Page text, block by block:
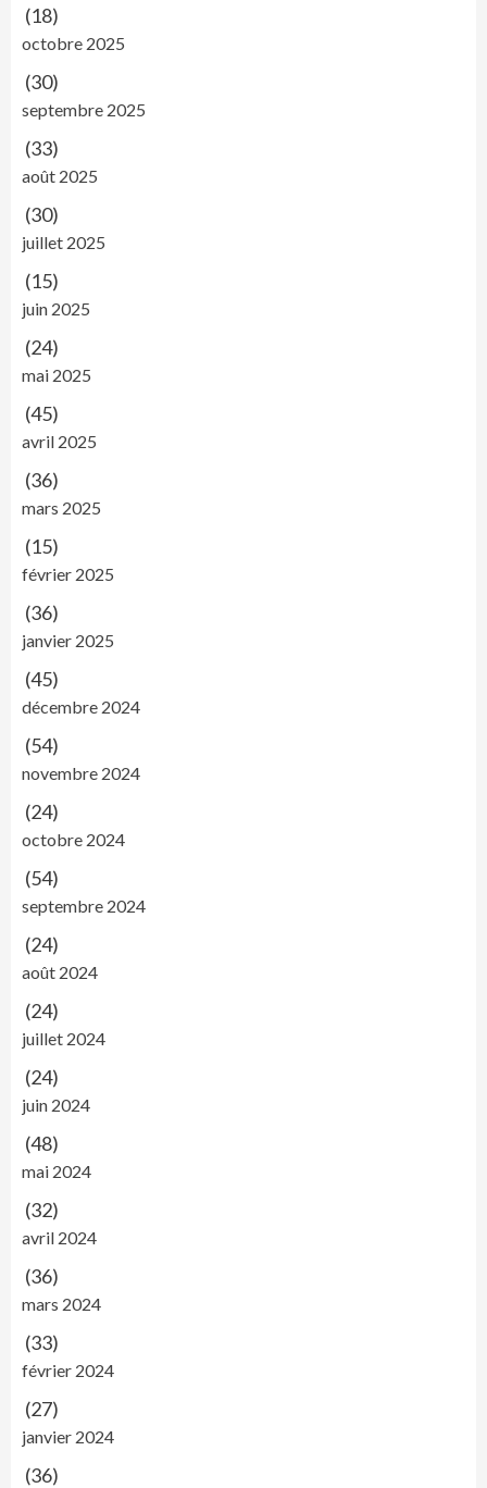
(18)
octobre 2025
(30)
septembre 2025
(33)
août 2025
(30)
juillet 2025
(15)
juin 2025
(24)
mai 2025
(45)
avril 2025
(36)
mars 2025
(15)
février 2025
(36)
janvier 2025
(45)
décembre 2024
(54)
novembre 2024
(24)
octobre 2024
(54)
septembre 2024
(24)
août 2024
(24)
juillet 2024
(24)
juin 2024
(48)
mai 2024
(32)
avril 2024
(36)
mars 2024
(33)
février 2024
(27)
janvier 2024
(36)